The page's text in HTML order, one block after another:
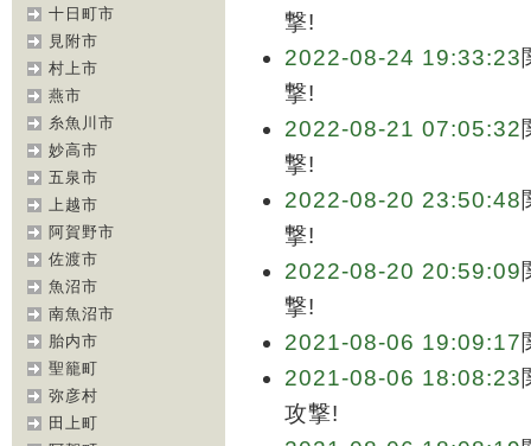
十日町市
見附市
村上市
燕市
糸魚川市
妙高市
五泉市
上越市
阿賀野市
佐渡市
魚沼市
南魚沼市
胎内市
聖籠町
弥彦村
田上町
撃!
2022-08-24 19:33:23
撃!
2022-08-21 07:05:32
撃!
2022-08-20 23:50:48
撃!
2022-08-20 20:59:09
撃!
2021-08-06 19:09:17
2021-08-06 18:08:23
攻撃!